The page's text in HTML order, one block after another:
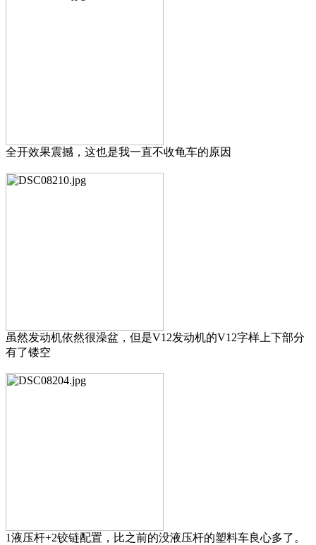
全开效果震撼，这也是我一直不收龟车的原因
虽然发动机依然很澡盆，但是V12发动机的V12字样上下部分
有了镂空
1液压杆+2铰链配置，比之前的没液压杆的塑料车良心多了。